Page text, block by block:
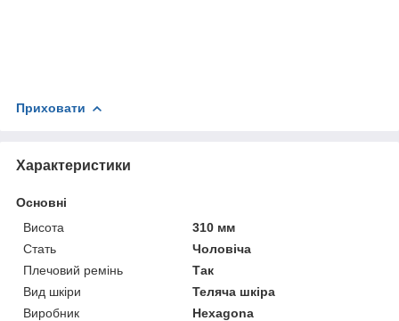
Приховати
Характеристики
Основні
Висота
310 мм
Стать
Чоловіча
Плечовий ремінь
Так
Вид шкіри
Теляча шкіра
Виробник
Hexagona